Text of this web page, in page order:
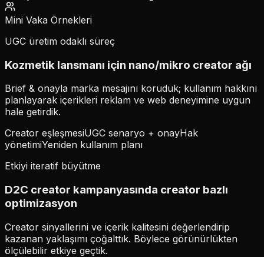
Mini Vaka Örnekleri
UGC üretim odaklı süreç
Kozmetik lansmanı için nano/mikro creator ağı
Brief & onayla marka mesajını koruduk; kullanım hakkını
planlayarak içerikleri reklam ve web deneyimine uygun
hale getirdik.
Creator eşleşmesiUGC senaryo + onayHak
yönetimiYeniden kullanım planı
Etkiyi iteratif büyütme
D2C creator kampanyasında creator bazlı
optimizasyon
Creator sinyallerini ve içerik kalitesini değerlendirip
kazanan yaklaşımı çoğalttık. Böylece görünürlükten
ölçülebilir etkiye geçtik.